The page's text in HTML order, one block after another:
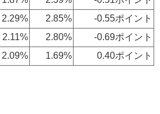
2.29% 2.85%
-0.55ポイント
2.11% 2.80%
-0.69ポイント
2.09% 1.69% 0.40ポイント